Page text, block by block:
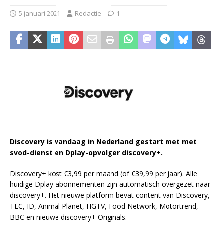
5 januari 2021 Redactie 1
Discovery is vandaag in Nederland gestart met met
svod-dienst en Dplay-opvolger discovery+.
Discovery+ kost €3,99 per maand (of €39,99 per jaar). Alle
huidige Dplay-abonnementen zijn automatisch overgezet naar
discovery+. Het nieuwe platform bevat content van Discovery,
TLC, ID, Animal Planet, HGTV, Food Network, Motortrend,
BBC en nieuwe discovery+ Originals.